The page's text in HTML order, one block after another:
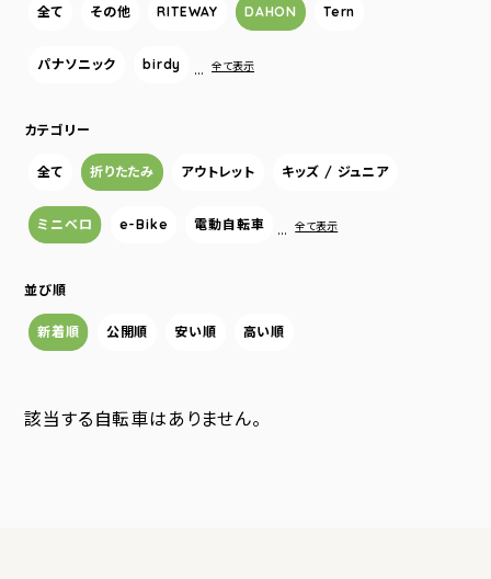
全て その他 RITEWAY DAHON Tern
パナソニック birdy … 全て表示
カテゴリー
全て 折りたたみ アウトレット キッズ / ジュニア
ミニベロ e-Bike 電動自転車 … 全て表示
並び順
新着順 公開順 安い順 高い順
該当する自転車はありません。